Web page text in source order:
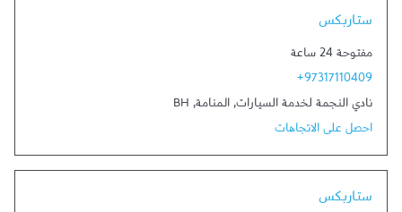
ستاربكس
مفتوحة 24 ساعة
+97317110409
نادي النجمة لخدمة السيارات, المنامة,
BH
احصل على الاتجاهات
ستاربكس